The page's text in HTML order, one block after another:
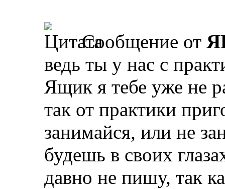
Сообщение от
ведь ты у нас с
Ящик я тебе уже не
так от практики
занимайся, или не
будешь в своих
давно не пишу, так